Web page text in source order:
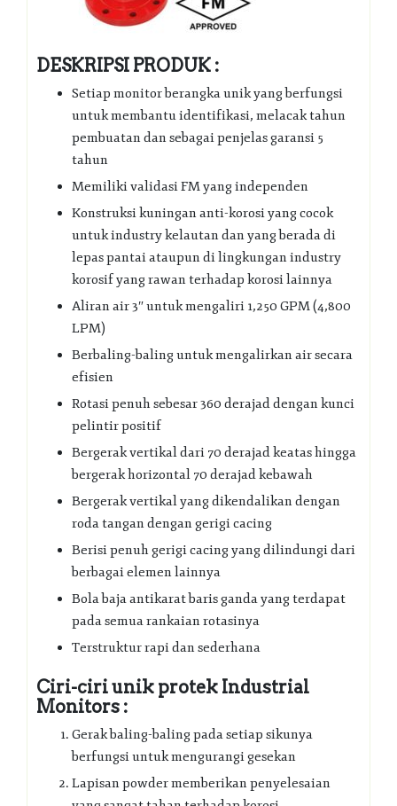
DESKRIPSI PRODUK :
Setiap monitor berangka unik yang berfungsi
untuk membantu identifikasi, melacak tahun
pembuatan dan sebagai penjelas garansi 5
tahun
Memiliki validasi FM yang independen
Konstruksi kuningan anti-korosi yang cocok
untuk industry kelautan dan yang berada di
lepas pantai ataupun di lingkungan industry
korosif yang rawan terhadap korosi lainnya
Aliran air 3″ untuk mengaliri 1,250 GPM (4,800
LPM)
Berbaling-baling untuk mengalirkan air secara
efisien
Rotasi penuh sebesar 360 derajad dengan kunci
pelintir positif
Bergerak vertikal dari 70 derajad keatas hingga
bergerak horizontal 70 derajad kebawah
Bergerak vertikal yang dikendalikan dengan
roda tangan dengan gerigi cacing
Berisi penuh gerigi cacing yang dilindungi dari
berbagai elemen lainnya
Bola baja antikarat baris ganda yang terdapat
pada semua rankaian rotasinya
Terstruktur rapi dan sederhana
Ciri-ciri unik protek Industrial
Monitors :
Gerak baling-baling pada setiap sikunya
berfungsi untuk mengurangi gesekan
Lapisan powder memberikan penyelesaian